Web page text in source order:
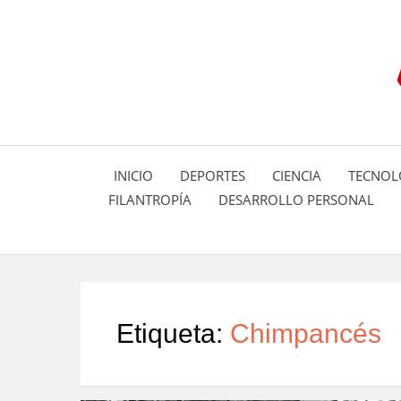
INICIO DEPORTES CIENCIA
FILANTROPÍA
DESARROLLO PERSONAL
Etiqueta: Chimpancés